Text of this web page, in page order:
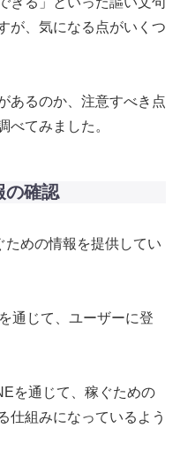
が、気になる点がいくつ
あるのか、注意すべき点
べてみました。
の確認
ための情報を提供してい
通じて、ユーザーに登
を通じて、稼ぐための
仕組みになっているよう